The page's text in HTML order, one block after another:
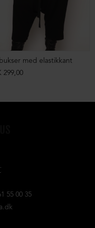
med elastikkant
299,00
55 00 35